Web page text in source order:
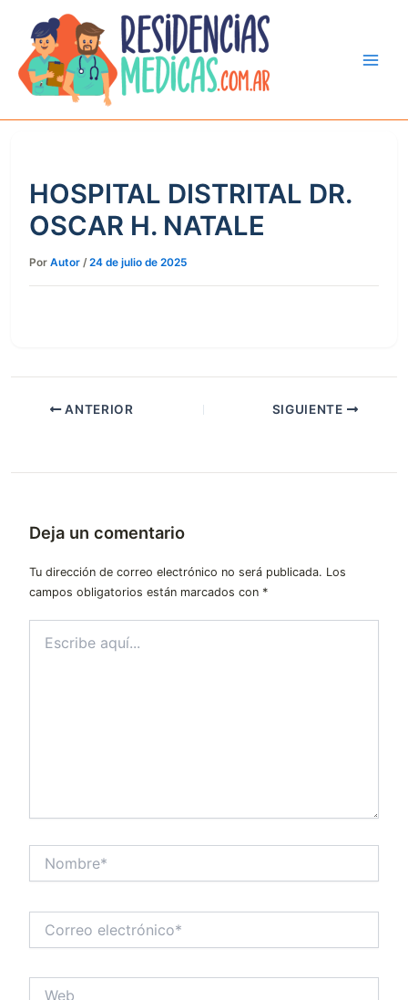
contenido
HOSPITAL DISTRITAL DR.
OSCAR H. NATALE
Por Autor /24 de julio de 2025
ANTERIOR SIGUIENTE
Deja un comentario
Tu dirección de correo electrónico no será publicada. Los
campos obligatorios están marcados con *
aquí...
electrónico*